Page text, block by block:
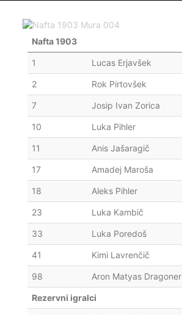
Nafta 1903
1 Lucas Erjavšek
2 Rok Pirtovšek
7 Josip Ivan Zorica
10 Luka Pihler
11 Anis Jašaragič
17 Amadej Maroša
18 Aleks Pihler
23 Luka Kambič
33 Luka Poredoš
41 Kimi Lavrenčič
98 Aron Matyas Dragoner
Rezervni igralci